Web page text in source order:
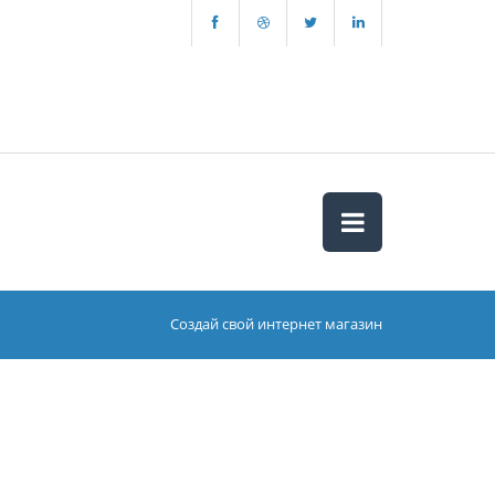
Создай свой интернет магазин